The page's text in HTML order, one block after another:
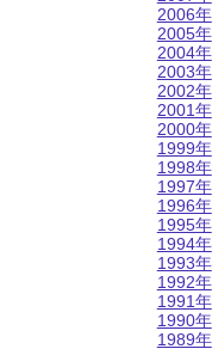
2006年
2005年
2004年
2003年
2002年
2001年
2000年
1999年
1998年
1997年
1996年
1995年
1994年
1993年
1992年
1991年
1990年
1989年